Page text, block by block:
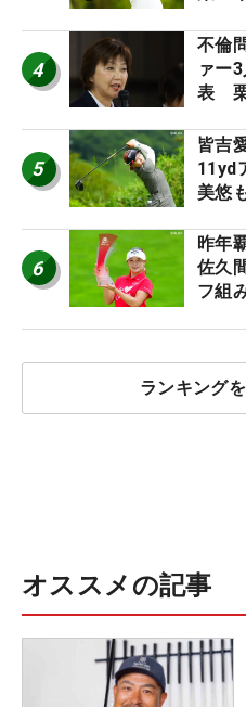
ロた
4
不倫
ァー
表 栗
5
皆吉
11yd
美悠
ア”】
6
昨年
佐久
フ組
ランキング
オススメの記事